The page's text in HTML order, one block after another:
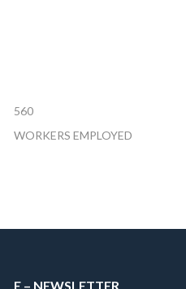
560
WORKERS EMPLOYED
E – NEWSLETTER